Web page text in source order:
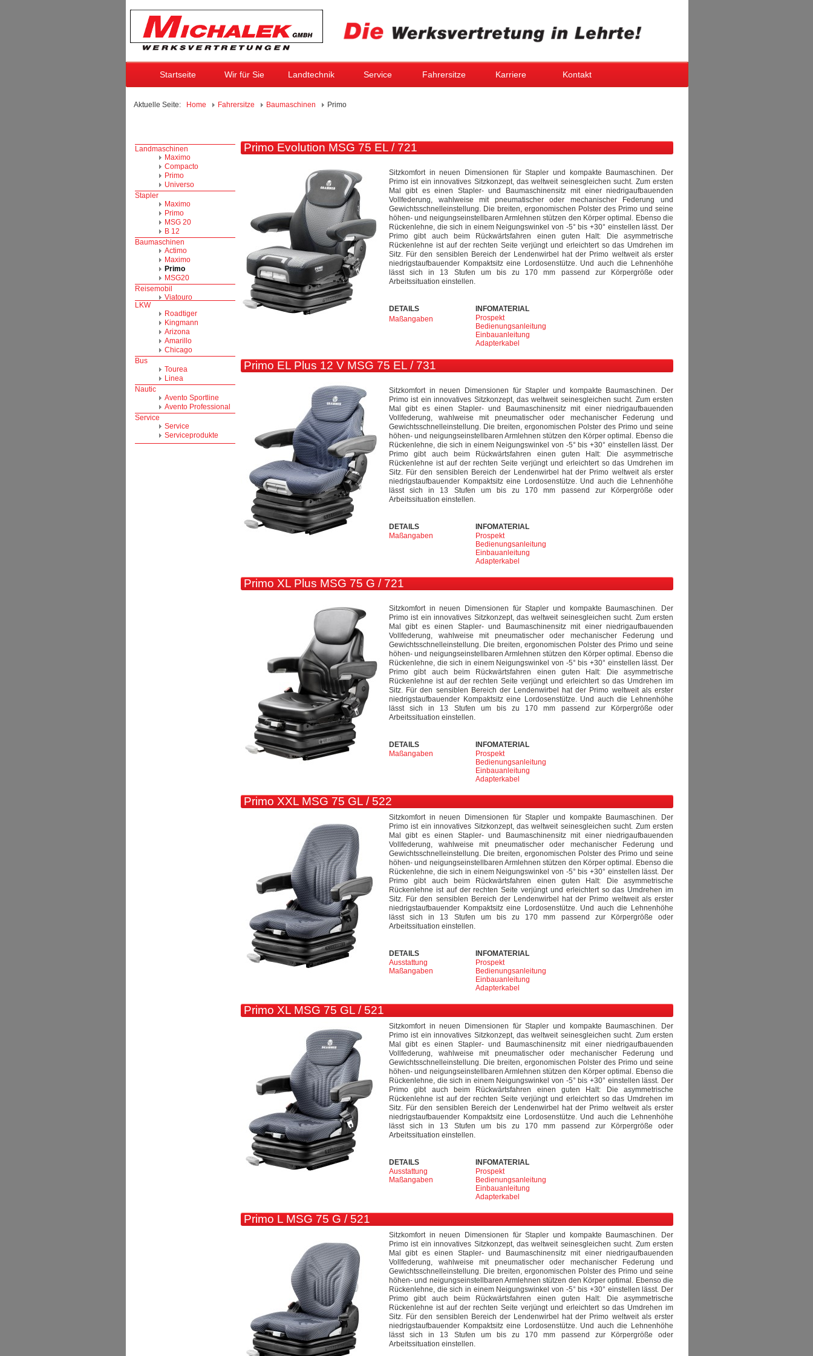
Startseite Wir für Sie Landtechnik Service Fahrersitze Karriere Kontakt
Aktuelle Seite: Home Fahrersitze Baumaschinen Primo
Primo Evolution MSG 75 EL / 721
Sitzkomfort in neuen Dimensionen für Stapler und kompakte Baumaschinen. Der
Primo ist ein innovatives Sitzkonzept, das weltweit seinesgleichen sucht. Zum ersten
Mal gibt es einen Stapler- und Baumaschinensitz mit einer niedrigaufbauenden
Vollfederung, wahlweise mit pneumatischer oder mechanischer Federung und
Gewichtsschnelleinstellung. Die breiten, ergonomischen Polster des Primo und seine
höhen- und neigungseinstellbaren Armlehnen stützen den Körper optimal. Ebenso die
Rückenlehne, die sich in einem Neigungswinkel von -5° bis +30° einstellen lässt. Der
Primo gibt auch beim Rückwärtsfahren einen guten Halt: Die asymmetrische
Rückenlehne ist auf der rechten Seite verjüngt und erleichtert so das Umdrehen im
Sitz. Für den sensiblen Bereich der Lendenwirbel hat der Primo weltweit als erster
niedrigstaufbauender Kompaktsitz eine Lordosenstütze. Und auch die Lehnenhöhe
lässt sich in 13 Stufen um bis zu 170 mm passend zur Körpergröße oder
Arbeitssituation einstellen.
DETAILS
Maßangaben
INFOMATERIAL
Prospekt
Bedienungsanleitung
Einbauanleitung
Adapterkabel
Primo EL Plus 12 V MSG 75 EL / 731
Sitzkomfort in neuen Dimensionen für Stapler und kompakte Baumaschinen. Der
Primo ist ein innovatives Sitzkonzept, das weltweit seinesgleichen sucht. Zum ersten
Mal gibt es einen Stapler- und Baumaschinensitz mit einer niedrigaufbauenden
Vollfederung, wahlweise mit pneumatischer oder mechanischer Federung und
Gewichtsschnelleinstellung. Die breiten, ergonomischen Polster des Primo und seine
höhen- und neigungseinstellbaren Armlehnen stützen den Körper optimal. Ebenso die
Rückenlehne, die sich in einem Neigungswinkel von -5° bis +30° einstellen lässt. Der
Primo gibt auch beim Rückwärtsfahren einen guten Halt: Die asymmetrische
Rückenlehne ist auf der rechten Seite verjüngt und erleichtert so das Umdrehen im
Sitz. Für den sensiblen Bereich der Lendenwirbel hat der Primo weltweit als erster
niedrigstaufbauender Kompaktsitz eine Lordosenstütze. Und auch die Lehnenhöhe
lässt sich in 13 Stufen um bis zu 170 mm passend zur Körpergröße oder
Arbeitssituation einstellen.
DETAILS
Maßangaben
INFOMATERIAL
Prospekt
Bedienungsanleitung
Einbauanleitung
Adapterkabel
Primo XL Plus MSG 75 G / 721
Sitzkomfort in neuen Dimensionen für Stapler und kompakte Baumaschinen. Der
Primo ist ein innovatives Sitzkonzept, das weltweit seinesgleichen sucht. Zum ersten
Mal gibt es einen Stapler- und Baumaschinensitz mit einer niedrigaufbauenden
Vollfederung, wahlweise mit pneumatischer oder mechanischer Federung und
Gewichtsschnelleinstellung. Die breiten, ergonomischen Polster des Primo und seine
höhen- und neigungseinstellbaren Armlehnen stützen den Körper optimal. Ebenso die
Rückenlehne, die sich in einem Neigungswinkel von -5° bis +30° einstellen lässt. Der
Primo gibt auch beim Rückwärtsfahren einen guten Halt: Die asymmetrische
Rückenlehne ist auf der rechten Seite verjüngt und erleichtert so das Umdrehen im
Sitz. Für den sensiblen Bereich der Lendenwirbel hat der Primo weltweit als erster
niedrigstaufbauender Kompaktsitz eine Lordosenstütze. Und auch die Lehnenhöhe
lässt sich in 13 Stufen um bis zu 170 mm passend zur Körpergröße oder
Arbeitssituation einstellen.
DETAILS
Maßangaben
INFOMATERIAL
Prospekt
Bedienungsanleitung
Einbauanleitung
Adapterkabel
Primo XXL MSG 75 GL / 522
Sitzkomfort in neuen Dimensionen für Stapler und kompakte Baumaschinen. Der
Primo ist ein innovatives Sitzkonzept, das weltweit seinesgleichen sucht. Zum ersten
Mal gibt es einen Stapler- und Baumaschinensitz mit einer niedrigaufbauenden
Vollfederung, wahlweise mit pneumatischer oder mechanischer Federung und
Gewichtsschnelleinstellung. Die breiten, ergonomischen Polster des Primo und seine
höhen- und neigungseinstellbaren Armlehnen stützen den Körper optimal. Ebenso die
Rückenlehne, die sich in einem Neigungswinkel von -5° bis +30° einstellen lässt. Der
Primo gibt auch beim Rückwärtsfahren einen guten Halt: Die asymmetrische
Rückenlehne ist auf der rechten Seite verjüngt und erleichtert so das Umdrehen im
Sitz. Für den sensiblen Bereich der Lendenwirbel hat der Primo weltweit als erster
niedrigstaufbauender Kompaktsitz eine Lordosenstütze. Und auch die Lehnenhöhe
lässt sich in 13 Stufen um bis zu 170 mm passend zur Körpergröße oder
Arbeitssituation einstellen.
DETAILS
Ausstattung
Maßangaben
INFOMATERIAL
Prospekt
Bedienungsanleitung
Einbauanleitung
Adapterkabel
Primo XL MSG 75 GL / 521
Sitzkomfort in neuen Dimensionen für Stapler und kompakte Baumaschinen. Der
Primo ist ein innovatives Sitzkonzept, das weltweit seinesgleichen sucht. Zum ersten
Mal gibt es einen Stapler- und Baumaschinensitz mit einer niedrigaufbauenden
Vollfederung, wahlweise mit pneumatischer oder mechanischer Federung und
Gewichtsschnelleinstellung. Die breiten, ergonomischen Polster des Primo und seine
höhen- und neigungseinstellbaren Armlehnen stützen den Körper optimal. Ebenso die
Rückenlehne, die sich in einem Neigungswinkel von -5° bis +30° einstellen lässt. Der
Primo gibt auch beim Rückwärtsfahren einen guten Halt: Die asymmetrische
Rückenlehne ist auf der rechten Seite verjüngt und erleichtert so das Umdrehen im
Sitz. Für den sensiblen Bereich der Lendenwirbel hat der Primo weltweit als erster
niedrigstaufbauender Kompaktsitz eine Lordosenstütze. Und auch die Lehnenhöhe
lässt sich in 13 Stufen um bis zu 170 mm passend zur Körpergröße oder
Arbeitssituation einstellen.
DETAILS
Ausstattung
Maßangaben
INFOMATERIAL
Prospekt
Bedienungsanleitung
Einbauanleitung
Adapterkabel
Primo L MSG 75 G / 521
Sitzkomfort in neuen Dimensionen für Stapler und kompakte Baumaschinen. Der
Primo ist ein innovatives Sitzkonzept, das weltweit seinesgleichen sucht. Zum ersten
Mal gibt es einen Stapler- und Baumaschinensitz mit einer niedrigaufbauenden
Vollfederung, wahlweise mit pneumatischer oder mechanischer Federung und
Gewichtsschnelleinstellung. Die breiten, ergonomischen Polster des Primo und seine
höhen- und neigungseinstellbaren Armlehnen stützen den Körper optimal. Ebenso die
Rückenlehne, die sich in einem Neigungswinkel von -5° bis +30° einstellen lässt. Der
Primo gibt auch beim Rückwärtsfahren einen guten Halt: Die asymmetrische
Rückenlehne ist auf der rechten Seite verjüngt und erleichtert so das Umdrehen im
Sitz. Für den sensiblen Bereich der Lendenwirbel hat der Primo weltweit als erster
niedrigstaufbauender Kompaktsitz eine Lordosenstütze. Und auch die Lehnenhöhe
lässt sich in 13 Stufen um bis zu 170 mm passend zur Körpergröße oder
Arbeitssituation einstellen.